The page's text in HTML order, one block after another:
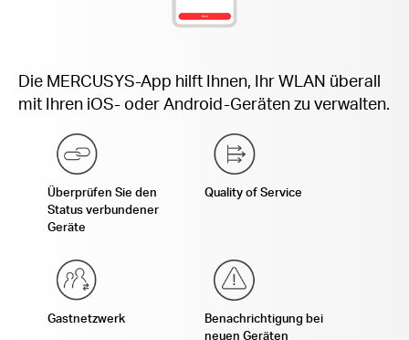
Die MERCUSYS-App hilft Ihnen, Ihr WLAN überall
mit Ihren iOS- oder Android-Geräten zu verwalten.
Überprüfen Sie den
Status verbundener
Geräte
Quality of Service
Gastnetzwerk
Benachrichtigung bei
neuen Geräten